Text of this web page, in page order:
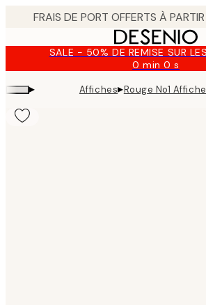
content.SALE - 50% DE REMISE SUR
0 min0 s
Valable
jusqu'au
:
▸ Affiches▸Rouge No1 Affiche